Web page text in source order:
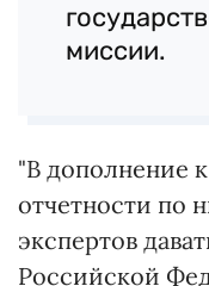
миссии.
"В дополнение
отчетности по
экспертов
Российской